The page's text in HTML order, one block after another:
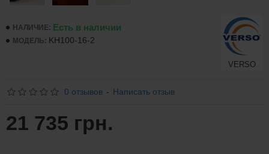
НАЛИЧИЕ: Есть в наличии
МОДЕЛЬ: KH100-16-2
VERSO
0 отзывов - Написать отзыв
21 735 грн.